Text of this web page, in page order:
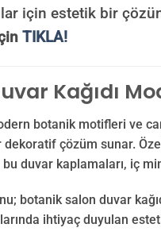
için estetik bir
TIKLA!
Kağıdı
botanik motifleri ve
çözüm sunar.
duvar kaplamaları, iç
botanik salon duvar
ihtiyaç duyulan